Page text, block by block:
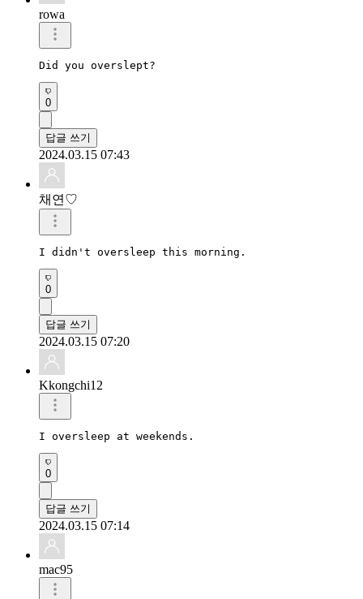
rowa
Did you overslept?
0
답글 쓰기
2024.03.15 07:43
채연♡
I didn't oversleep this morning.
0
답글 쓰기
2024.03.15 07:20
Kkongchi12
I oversleep at weekends.
0
답글 쓰기
2024.03.15 07:14
mac95